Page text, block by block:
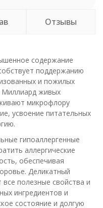
Отзывы
содержание
поддержанию
и пожилых
живых
микрофлору
усвоение питательных
гипоаллергенные
аллергические
обеспечивая
Деликатный
полезные свойства и
ингредиентов и
состояние и долгую